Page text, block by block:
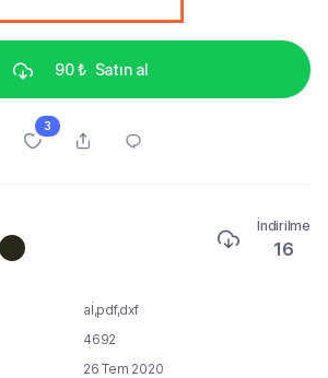
90 ₺ Satın al
3
İndirilme
16
aİ,pdf,dxf
4692
26 Tem 2020